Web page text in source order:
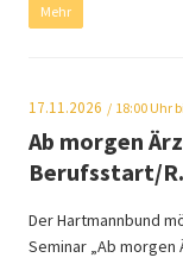
Mehr
17.11.2026 18:00 Uhr
Ab morgen
Berufsstart/
Der Hartmannbund
Seminar „Ab